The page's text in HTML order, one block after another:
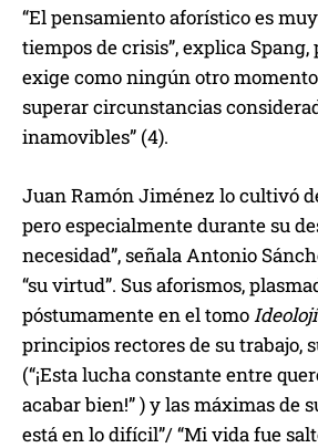
“El pensamiento aforístico es
tiempos de crisis”, explica Spang,
exige como ningún otro
superar circunstancias
inamovibles” (4).
Juan Ramón Jiménez lo cultivó
pero especialmente durante su
necesidad”, señala Antonio
“su virtud”. Sus aforismos,
póstumamente en el tomo
principios rectores de su trabajo,
(“¡Esta lucha constante entre
acabar bien!” ) y las máximas de
está en lo difícil”/ “Mi vida fue